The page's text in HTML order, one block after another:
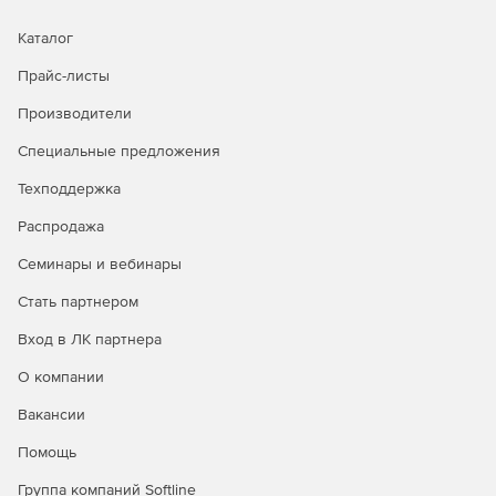
открытии карты и автоматическая перекодировка
PostgreSQL, Oracle и Microsoft SQL Server для доступа
к пространственным данным в соответствии со
атрибуты объектов могут быть добавлены ссылки на
ссылаться на хранилище документов по его
уникальному названию.
При совместном редактировании объекта сохранится
обеспечивает восстановление при сбоях и откат.
Каталог
Прайс-листы
Производители
Специальные предложения
Техподдержка
Распродажа
Семинары и вебинары
Стать партнером
Вход в ЛК партнера
О компании
Вакансии
Помощь
Группа компаний Softline